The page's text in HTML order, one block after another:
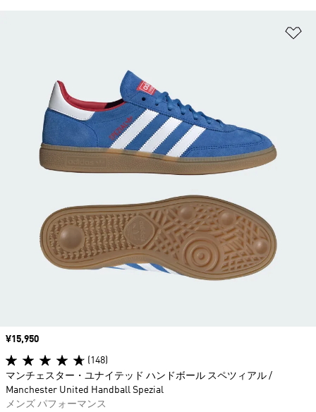
価格
¥15,950
(148)
マンチェスター・ユナイテッド ハンドボール スペツィアル /
Manchester United Handball Spezial
メンズ パフォーマンス